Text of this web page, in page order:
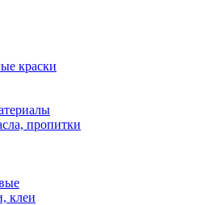
краски
пропитки
клеи